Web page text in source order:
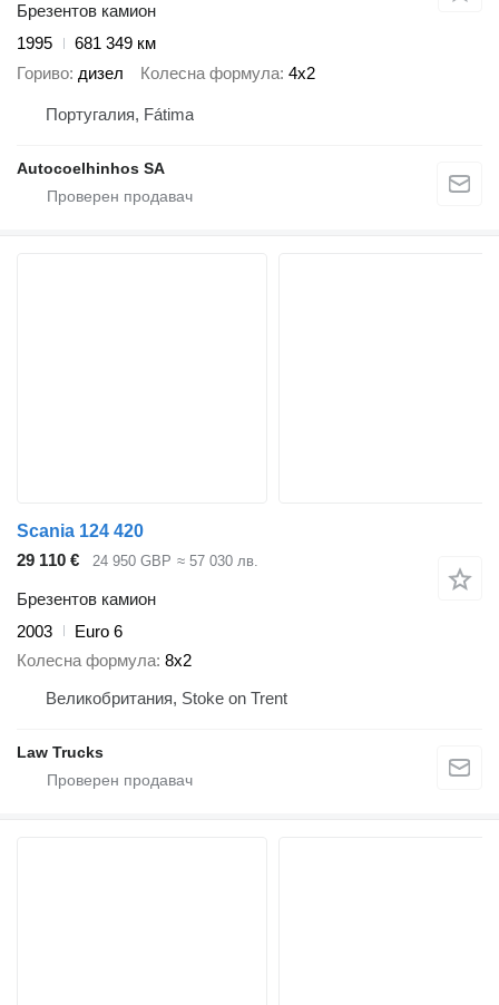
Брезентов камион
1995
681 349 км
Гориво дизел Колесна формула 4x2
Португалия, Fátima
Autocoelhinhos SA
Scania 124 420
29 110 €
24 950 GBP ≈ 57 030 лв.
Брезентов камион
2003
Euro 6
Колесна формула 8x2
Великобритания, Stoke on Trent
Law Trucks